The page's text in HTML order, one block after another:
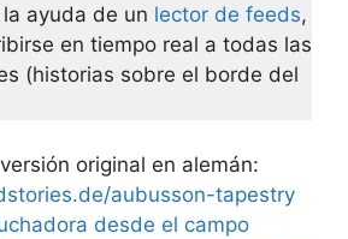
la ayuda de un lector de feeds,
en tiempo real a todas las
(historias sobre el borde del
original en alemán:
aubusson-tapestry
desde el campo